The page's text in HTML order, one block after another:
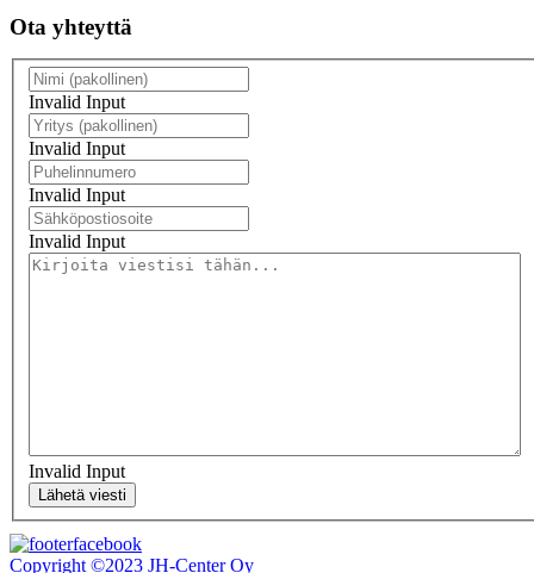
Ota yhteyttä
Invalid Input
Invalid Input
Invalid Input
Invalid Input
Invalid Input
Lähetä viesti
Copyright ©2023 JH-Center Oy